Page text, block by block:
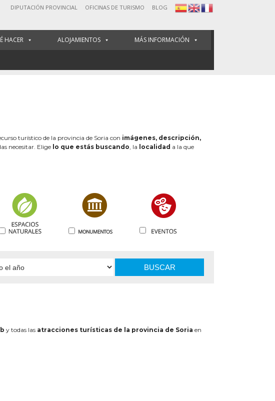
DIPUTACIÓN PROVINCIAL OFICINAS DE TURISMO BLOG
HACER ALOJAMIENTOS MÁS INFORMACIÓN
turístico de la provincia de Soria con imágenes, descripción,
necesitar. Elige lo que estás buscando, la localidad a la que
BUSCAR
y todas las atracciones turísticas de la provincia de Soria en